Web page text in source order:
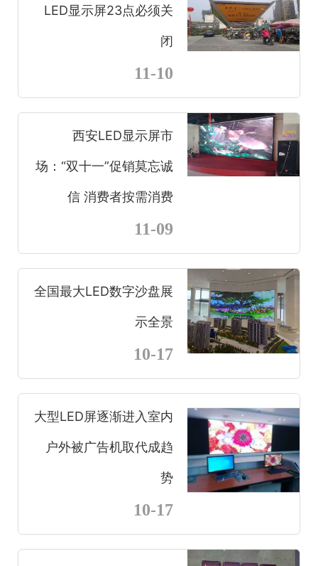
LED显示屏23点必须关
闭
11-10
西安LED显示屏市
场：“双十一”促销莫忘诚
信 消费者按需消费
11-09
全国最大LED数字沙盘展
示全景
10-17
大型LED屏逐渐进入室内
户外被广告机取代成趋
势
10-17